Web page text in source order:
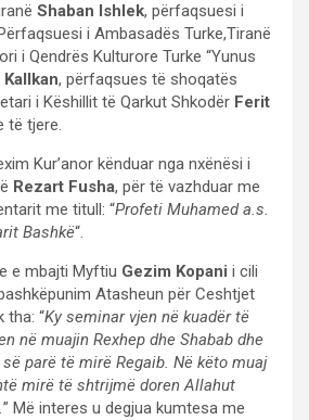
Shaban Ishlek, përfaqsuesi i
i Ambasadës Turke,Tiranë
i Qendrës Kulturore Turke “Yunus
, përfaqsues të shoqatës
i Këshillit të Qarkut Shkodër Ferit
të tjere.
Kur’anor kënduar nga nxënësi i
Rezart Fusha, për të vazhduar me
me titull: “Profeti Muhamed a.s.
Bashkë“.
e mbajti Myftiu Gezim Kopani i cili
Atasheun për Ceshtjet
tha: “Ky seminar vjen në kuadër të
në muajin Rexhep dhe Shabab dhe
parë të mirë Regaib. Në këto muaj
mirë të shtrijmë doren Allahut
” Më interes u degjua kumtesa me